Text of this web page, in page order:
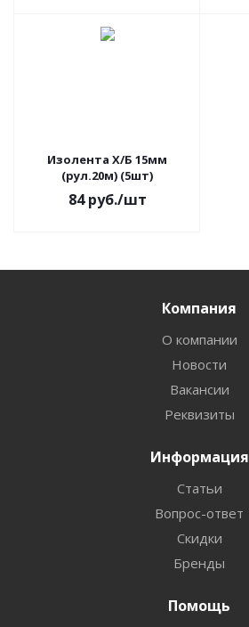
Изолента Х/Б 15мм
(рул.20м) (5шт)
84руб./шт
Компания
О компании
Новости
Вакансии
Реквизиты
Информация
Статьи
Вопрос-ответ
Скидки
Бренды
Помощь